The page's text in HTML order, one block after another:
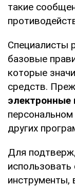
такие
Специалисты
базовые
которые
средств.
электронные
других
Для
инструменты,